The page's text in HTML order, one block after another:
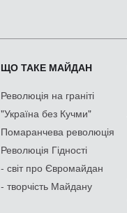
ЩО ТАКЕ МАЙДАН
Революція на граніті
"Україна без Кучми"
Помаранчева революція
Революція Гідності
- світ про Євромайдан
- творчість Майдану